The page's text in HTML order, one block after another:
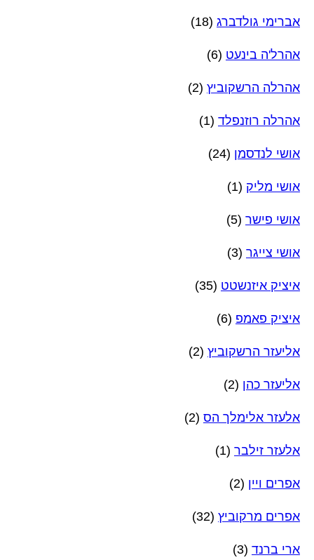
אברימי גולדברג (18)
אהרל'ה בינעט (6)
אהרלה הרשקוביץ (2)
אהרלה רוזנפלד (1)
אושי לנדסמן (24)
אושי מליק (1)
אושי פישר (5)
אושי צייגר (3)
איציק איזנשטט (35)
איציק פאמפ (6)
אליעזר הרשקוביץ (2)
אליעזר כהן (2)
אלעזר אלימלך הס (2)
אלעזר זילבר (1)
אפרים ויין (2)
אפרים מרקוביץ (32)
ארי ברנד (3)